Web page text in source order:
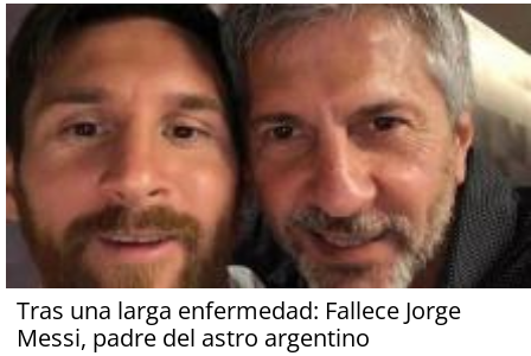
Tras una larga enfermedad: Fallece Jorge
Messi, padre del astro argentino